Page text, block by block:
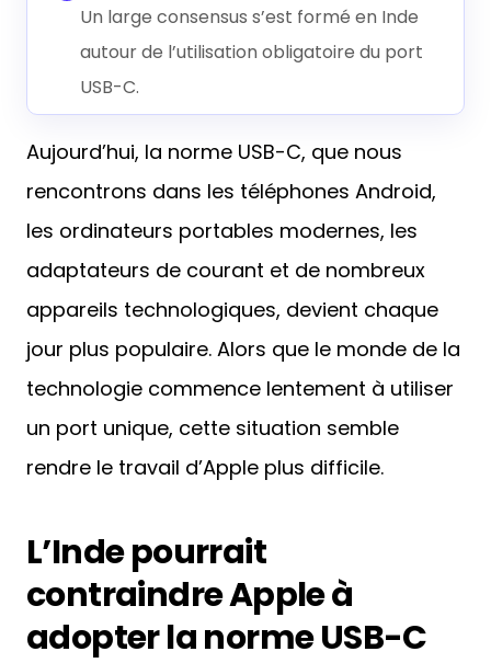
Un large consensus s’est formé en Inde
autour de l’utilisation obligatoire du port
USB-C.
Aujourd’hui, la norme USB-C, que nous
rencontrons dans les téléphones Android,
les ordinateurs portables modernes, les
adaptateurs de courant et de nombreux
appareils technologiques, devient chaque
jour plus populaire. Alors que le monde de la
technologie commence lentement à utiliser
un port unique, cette situation semble
rendre le travail d’Apple plus difficile.
L’Inde pourrait
contraindre Apple à
adopter la norme USB-C